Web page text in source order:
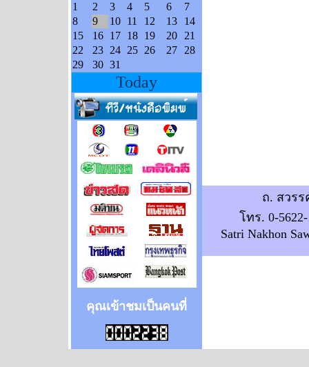
1 2 3 4 5 6
7
8
9 10 11 12 13
14
15
16 17 18 19 20
21
22
23 24 25 26 27
28
29
30 31
Today
คุณเข้าชมเป็นคนที่
ถ. สวรร
โทร. 0-
Satri Nakhon